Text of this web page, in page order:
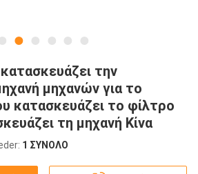
την
μηχανών για το
κατασκευάζει το φίλτρο
τη μηχανή Κίνα
1 ΣΥΝΟΛΟ